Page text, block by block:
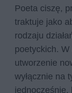
Poeta ciszę,
traktuje jako
rodzaju
poetyckich. W
utworzenie
wyłącznie na
jednocześnie,